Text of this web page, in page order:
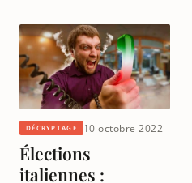
DÉCRYPTAGE 10 octobre 2022
Élections
italiennes :